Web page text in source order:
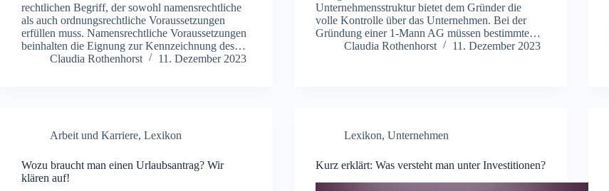
rechtlichen Begriff, der sowohl namensrechtliche
als auch ordnungsrechtliche Voraussetzungen
erfüllen muss. Namensrechtliche Voraussetzungen
beinhalten die Eignung zur Kennzeichnung des…
Claudia Rothenhorst
11. Dezember 2023
Unternehmensstruktur bietet dem Gründer die
volle Kontrolle über das Unternehmen. Bei der
Gründung einer 1-Mann AG müssen bestimmte…
Claudia Rothenhorst
11. Dezember 2023
Arbeit und Karriere, Lexikon
Wozu braucht man einen Urlaubsantrag? Wir
klären auf!
Lexikon,Unternehmen
Kurz erklärt: Was versteht man unter Investitionen?